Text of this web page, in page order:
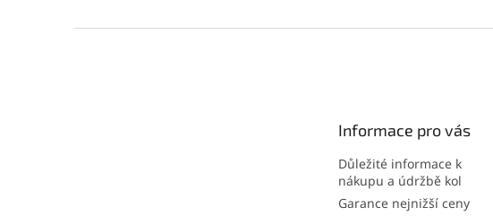
Informace pro vás
Důležité informace k
nákupu a údržbě kol
Garance nejnižší ceny